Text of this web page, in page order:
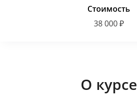
Стоимость
38 000 ₽
О курсе